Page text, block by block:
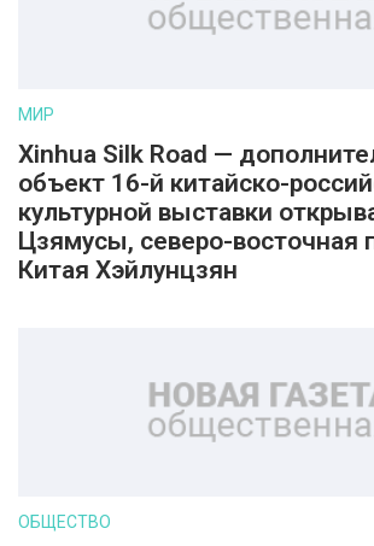
МИР
Xinhua Silk Road —
объект 16-й китайско-
культурной выставки
Цзямусы, северо-восточная
Китая Хэйлунцзян
ОБЩЕСТВО